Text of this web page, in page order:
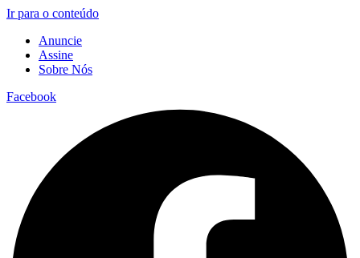
Ir para o conteúdo
Anuncie
Assine
Sobre Nós
Facebook